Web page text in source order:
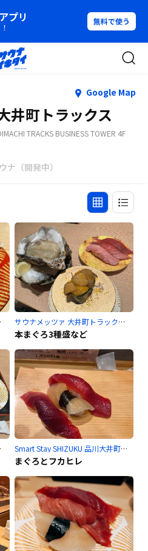
プリ 無料で使う
Google Map
井町トラックス
TRACKS BUSINESS TOWER 4F
ナ（開発中）
サ活 サウナメッツァ 大井町トラックスのサ活
本まぐろ3種盛など
サ活 Smart Stay SHIZUKU 品川大井町のサ活
まぐろとフカヒレ